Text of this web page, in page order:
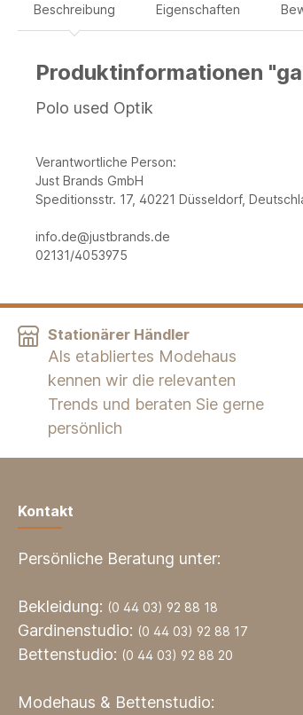
Beschreibung Eigenschaften
Produktinformationen
Polo used Optik
Verantwortliche Person:
Just Brands GmbH
Speditionsstr. 17, 40221 Düsseldorf,
info.de@justbrands.de
02131/4053975
Stationärer Händler
Als etabliertes Modehaus
kennen wir die relevanten
Trends und beraten Sie gerne
persönlich
Kontakt
Persönliche Beratung unter:
Bekleidung: (0 44 03) 92 88 18
Gardinenstudio: (0 44 03) 92 88 17
Bettenstudio: (0 44 03) 92 88 20
Modehaus & Bettenstudio: